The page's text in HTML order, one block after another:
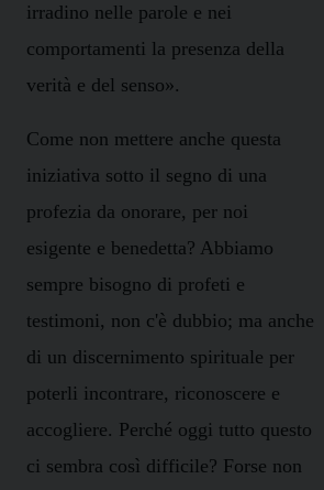
irradino nelle parole e nei
comportamenti la presenza della
verità e del senso».
Come non mettere anche questa
iniziativa sotto il segno di una
profezia da onorare, per noi
esigente e benedetta? Abbiamo
sempre bisogno di profeti e
testimoni, non c'è dubbio; ma anche
di un discernimento spirituale per
poterli incontrare, riconoscere e
accogliere. Perché oggi tutto questo
ci sembra così difficile? Forse non